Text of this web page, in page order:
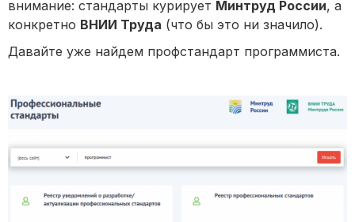
внимание: стандарты курирует Минтруд России, а
конкретно ВНИИ Труда (что бы это ни значило).
Давайте уже найдем профстандарт программиста.